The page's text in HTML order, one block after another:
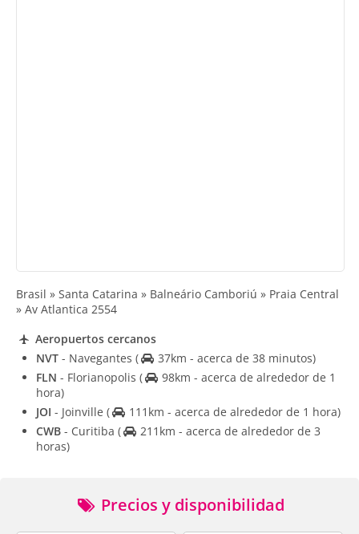
Brasil » Santa Catarina » Balneário Camboriú » Praia Central
» Av Atlantica 2554
Aeropuertos cercanos
NVT - Navegantes (
37km - acerca de 38 minutos)
FLN - Florianopolis (
98km - acerca de alrededor de 1
hora)
JOI - Joinville (
111km - acerca de alrededor de 1 hora)
CWB - Curitiba (
211km - acerca de alrededor de 3
horas)
Precios y disponibilidad